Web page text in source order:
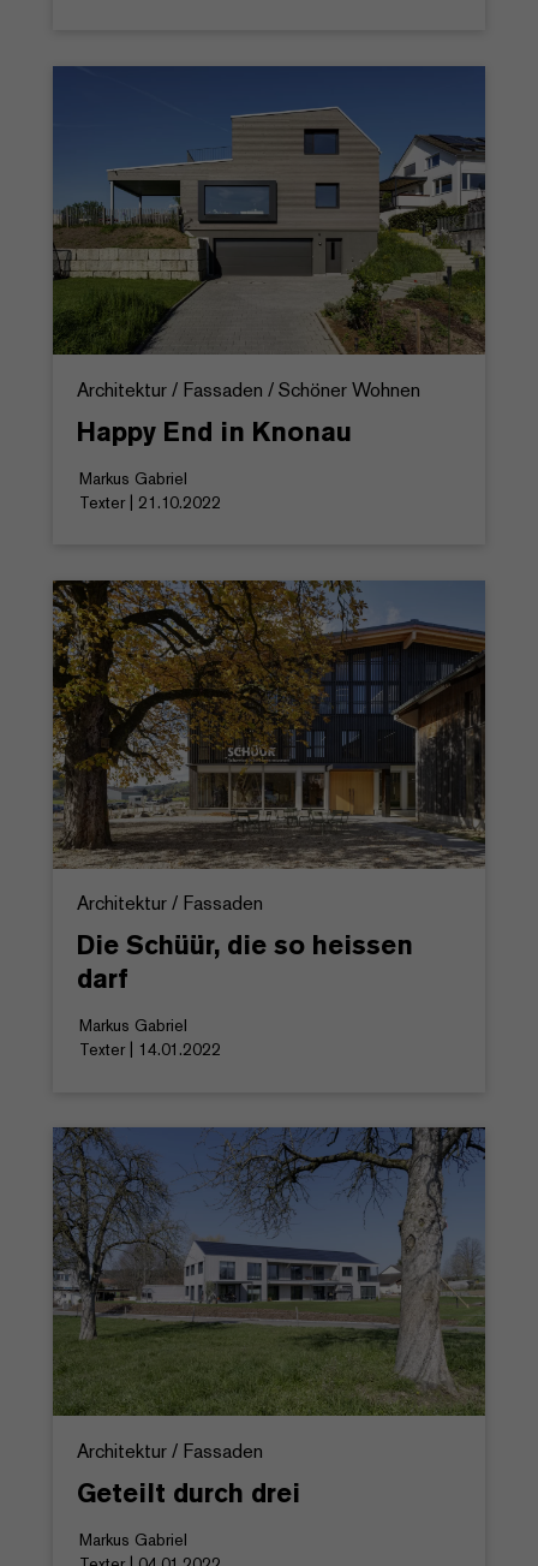
Architektur / Fassaden / Schöner Wohnen
Happy End in Knonau
Markus Gabriel
Texter | 21.10.2022
Architektur / Fassaden
Die Schüür, die so heissen
darf
Markus Gabriel
Texter | 14.01.2022
Architektur / Fassaden
Geteilt durch drei
Markus Gabriel